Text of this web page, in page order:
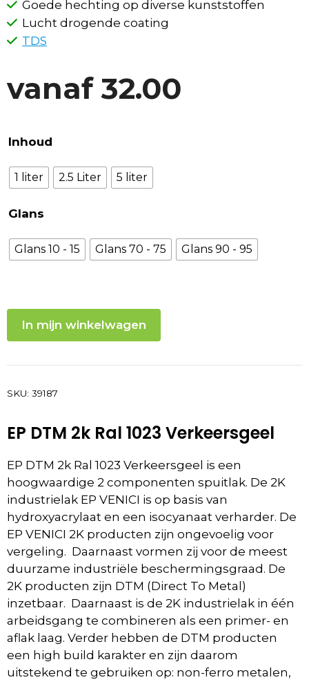
Goede hechting op diverse kunststoffen
Lucht drogende coating
TDS
vanaf32.00
Inhoud
1 liter 2.5 Liter 5 liter
Glans
Glans 10 - 15 Glans 70 - 75 Glans 90 - 95
In mijn winkelwagen
SKU: 39187
EP DTM 2k Ral 1023 Verkeersgeel
EP DTM 2k Ral 1023 Verkeersgeel is een
hoogwaardige 2 componenten spuitlak. De 2K
industrielak EP VENICI is op basis van
hydroxyacrylaat en een isocyanaat verharder. De
EP VENICI 2K producten zijn ongevoelig voor
vergeling. Daarnaast vormen zij voor de meest
duurzame industriële beschermingsgraad. De
2K producten zijn DTM (Direct To Metal)
inzetbaar. Daarnaast is de 2K industrielak in één
arbeidsgang te combineren als een primer- en
aflak laag. Verder hebben de DTM producten
een high build karakter en zijn daarom
uitstekend te gebruiken op: non-ferro metalen,